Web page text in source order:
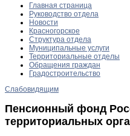
Главная страница
Руководство отдела
Новости
Красногорское
Структура отдела
Муниципальные услуги
Территориальные отделы
Обращения граждан
Градостроительство
Слабовидящим
Пенсионный фонд
территориальных